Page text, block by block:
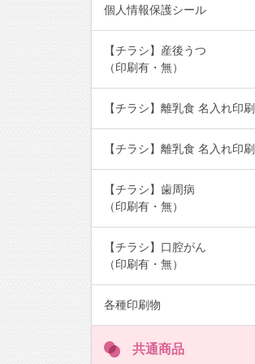
個人情報保護シール
【チラシ】産後う
（印刷有・無）
【チラシ】離乳食 名入れ印
【チラシ】離乳食 名入れ印
【チラシ】歯周
（印刷有・無）
【チラシ】口腔が
（印刷有・無）
各種印刷物
共通商品